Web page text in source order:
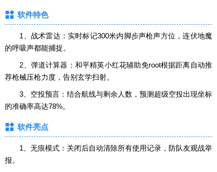
软件特色
1、战术雷达：实时标记300米内脚步声枪声方位，连伏地魔
的呼吸声都能捕捉。
2、弹道计算器：和平精英小红花辅助免root根据距离自动推
荐枪械压枪力度，告别玄学扫射。
3、空投预言：结合航线与剩余人数，预测超级空投出现坐标
的准确率高达78%。
软件亮点
1、无痕模式：关闭后自动清除所有使用记录，防队友观战举
报。